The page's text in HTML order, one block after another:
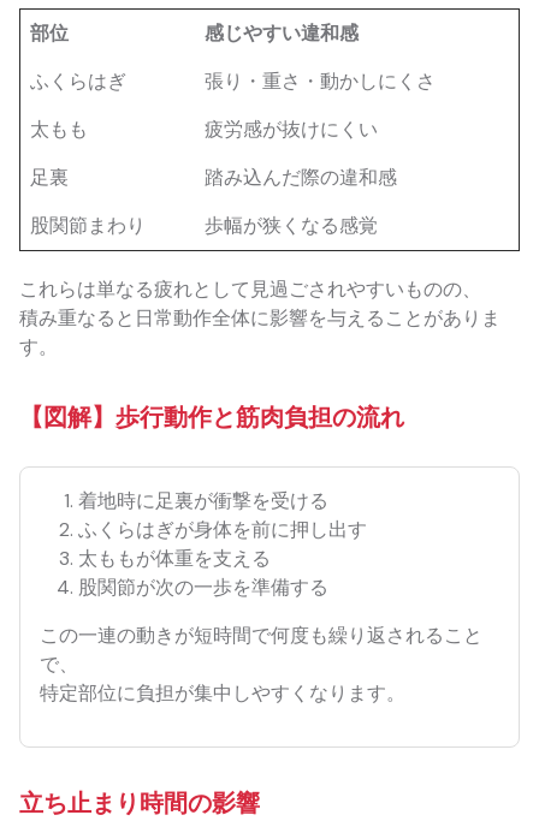
部位
感じやすい違和感
ふくらはぎ
張り・重さ・動かしにくさ
太もも
疲労感が抜けにくい
足裏
踏み込んだ際の違和感
股関節まわり
歩幅が狭くなる感覚
これらは単なる疲れとして見過ごされやすいものの、
積み重なると日常動作全体に影響を与えることがありま
す。
【図解】歩行動作と筋肉負担の流れ
着地時に足裏が衝撃を受ける
ふくらはぎが身体を前に押し出す
太ももが体重を支える
股関節が次の一歩を準備する
この一連の動きが短時間で何度も繰り返されること
で、
特定部位に負担が集中しやすくなります。
立ち止まり時間の影響